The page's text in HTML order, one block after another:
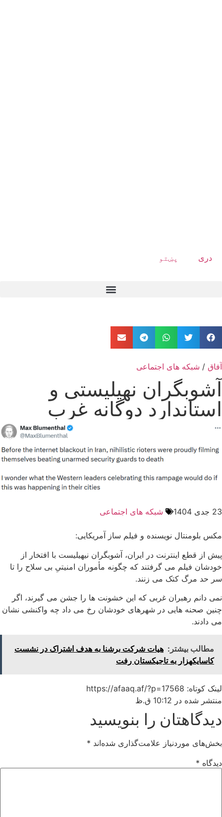
دری پښتو
آفاق / شبکه های اجتماعی
آشوبگران نهیلیستی و
استاندارد دوگانه غرب
23 جدی 1404 شبکه های اجتماعی
مکس بلومنتال نویسنده و فیلم ساز آمریکایی:
پیش از قطع اینترنت در ایران، آشوبگران نیهیلیست با افتخار از
خودشان فیلم می ‌گرفتند که چگونه مأموران امنیتیِ بی ‌سلاح را تا
سر حد مرگ کتک می ‌زنند.
نمی ‌دانم رهبران غربی که این خشونت ‌ها را جشن می ‌گیرند، اگر
چنین صحنه ‌هایی در شهرهای خودشان رخ می ‌داد چه واکنشی نشان
می ‌دادند.
مطالب بیشتر: هیات شرکت برشنا به هدف اشتراک در نشست
کاسایکهزار به تاجیکستان رفت
لینک کوتاه: https://afaaq.af/?p=17568
منتشر شده در 10:12 ق.ظ
دیدگاهتان را بنویسید
بخش‌های موردنیاز علامت‌گذاری شده‌اند *
دیدگاه *